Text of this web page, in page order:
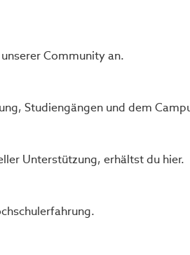
Community an.
Studiengängen und dem
Unterstützung, erhältst du hier.